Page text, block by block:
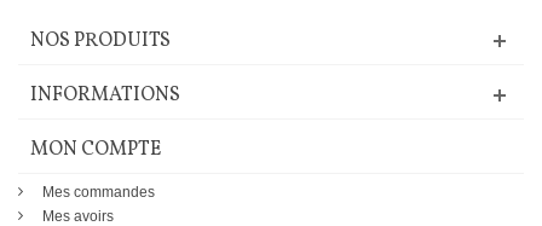
NOS PRODUITS
INFORMATIONS
MON COMPTE
Mes commandes
Mes avoirs